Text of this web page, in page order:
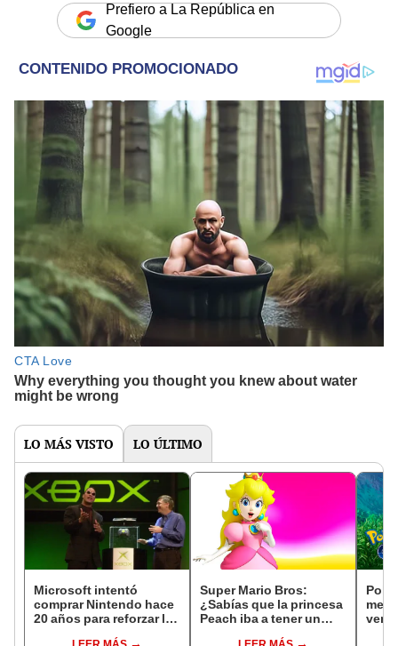
Prefiero a La República en
Google
LO MÁS VISTO LO ÚLTIMO
Microsoft intentó
comprar Nintendo hace
20 años para reforzar la
Super Mario Bros:
¿Sabías que la princesa
Peach iba a tener un